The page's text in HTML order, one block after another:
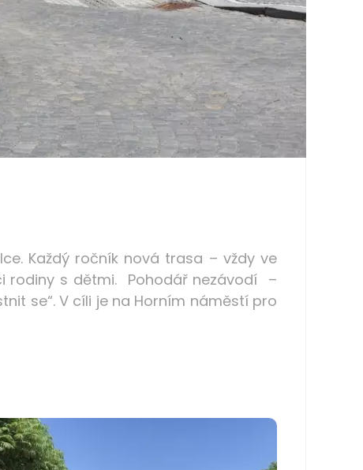
Každý ročník nová trasa – vždy ve
rodiny s dětmi. Pohodář nezávodí –
se“. V cíli je na Horním náměstí pro